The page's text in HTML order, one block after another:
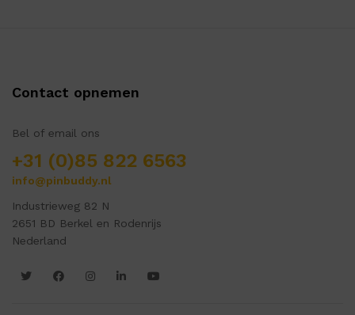
Contact opnemen
Bel of email ons
+31 (0)85 822 6563
info@pinbuddy.nl
Industrieweg 82 N
2651 BD Berkel en Rodenrijs
Nederland